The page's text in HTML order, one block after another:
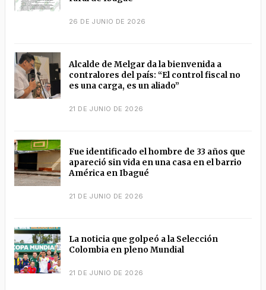
26 DE JUNIO DE 2026
Alcalde de Melgar da la bienvenida a
contralores del país: “El control fiscal no
es una carga, es un aliado”
21 DE JUNIO DE 2026
Fue identificado el hombre de 33 años que
apareció sin vida en una casa en el barrio
América en Ibagué
21 DE JUNIO DE 2026
La noticia que golpeó a la Selección
Colombia en pleno Mundial
21 DE JUNIO DE 2026